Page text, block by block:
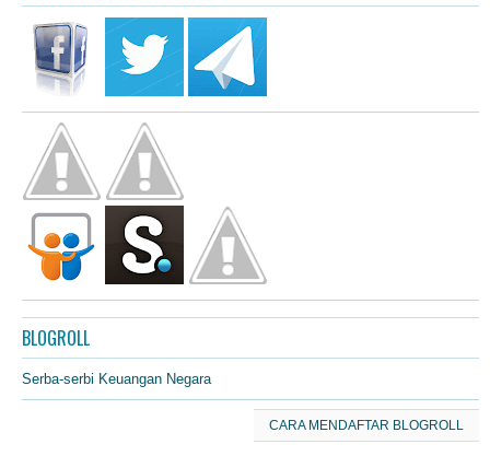
BLOGROLL
Serba-serbi Keuangan Negara
CARA MENDAFTAR BLOGROLL